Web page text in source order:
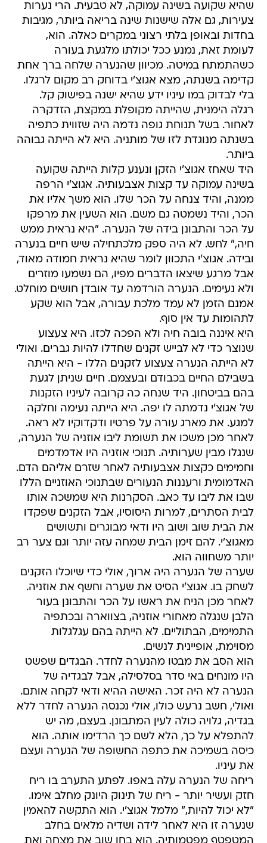
שהיא שקועה בשינה עמוקה, לא טבעית. הרי נערות
צעירות, גם אלה שישנות שינה בריאה ביותר, מגיבות
בחדות ובאופן בלתי רצוני במקרים כאלה. הוא,
לעומת זאת, נמנע ככל יכולתו מלגעת בעורה
כשהתמתח במיטה. מכיוון שהנערה שלחה ברך אחת
קדימה בשנתה, מצא אגוצ'י בדוחק רב מקום לרגלו.
בלי לבדוק במו עיניו ידע שהיא ישנה בפישוק קל.
רגלה הימנית, שהייתה מקופלת במקצת, הזדקרה
לאחור. בשל תנוחת גופה נדמה היה שזווית כתפיה
בשנתה מנוגדת לזו של מותניה. היא לא הייתה גבוהה
ביותר.
היד שאחז אגוצ'י הזקן ונענע קלות הייתה שקועה
בשינה עמוקה עד קצות אצבעותיה. אגוצ'י הרפה
ממנה, והיד צנחה על הכר שלו. הוא משך אליו את
הכר, והיד נשמטה גם משם. הוא השעין את מרפקו
על הכר והתבונן בידה של הנערה. "היא נראית ממש
חיה," לחש. לא היה ספק מלכתחילה שיש חיים בנערה
ובידה. אגוצ'י התכוון לומר שהיא נראית חמודה מאוד,
אבל מרגע שיצאו הדברים מפיו, הם נשמעו מוזרים
ולא נעימים. הנערה הורדמה עד אובדן חושים מוחלט.
אמנם הזמן לא עמד מלכת עבורה, אבל הוא שקע
לתהומות עד אין סוף.
היא איננה בובה חיה ולא הפכה לכזו. היא צעצוע
שנוצר כדי לא לבייש זקנים שחדלו להיות גברים. ואולי
לא הייתה הנערה צעצוע לזקנים הללו - היא הייתה
בשבילם החיים בכבודם ובעצמם. חיים שניתן לגעת
בהם בביטחון. היד שנחה כה קרובה לעיניו הזקנות
של אגוצ'י נדמתה לו יפה. היא הייתה נעימה וחלקה
למגע. את מארג עורה על פרטיו ודקדוקיו לא ראה.
לאחר מכן משכו את תשומת ליבו אוזניה של הנערה,
שנגלו מבין שערותיה. תנוכי אוזניה היו אדמדמים
וחמימים כקצות אצבעותיה לאחר שזרם אליהם הדם.
האדמומית ורעננות הנעורים שבתנוכי האוזניים הללו
שבו את ליבו עד כאב. הסקרנות היא שמשכה אותו
לבית הסתרים, למרות היסוסיו, אבל הזקנים שפקדו
את הבית שוב ושוב היו ודאי מבוגרים ותשושים
מאגוצ'י. להם זימן הבית שמחה עזה יותר וגם צער רב
יותר משחווה הוא.
שערה של הנערה היה ארוך, אולי כדי שיוכלו הזקנים
לשחק בו. אגוצ'י הסיט את שערה וחשף את אוזניה.
לאחר מכן הניח את ראשו על הכר והתבונן בעור
הלבן שנגלה מאחורי אוזניה, בצווארה ובכתפיה
התמימים, הבתוליים. לא הייתה בהם עגלגלות
מסוימת, אופיינית לנשים.
הוא הסב את מבטו מהנערה לחדר. הבגדים שפשט
היו מונחים באי סדר בסלסילה, אבל לבגדיה של
הנערה לא היה זכר. האישה ההיא ודאי לקחה אותם.
ואולי, חשב נרעש כולו, אולי נכנסה הנערה לחדר ללא
בגדיה, גלויה כולה לעין המתבונן. בעצם, מה יש
להתפלא על כך, הלא לשם כך הרדימו אותה. הוא
כיסה בשמיכה את כתפה החשופה של הנערה ועצם
את עיניו.
ריחה של הנערה עלה באפו. לפתע התערב בו ריח
חזק ועשיר יותר - ריח של תינוק היונק מחלב אימו.
"לא יכול להיות," מלמל אגוצ'י. הוא התקשה להאמין
שנערה זו היא לאחר לידה ושדיה מלאים בחלב